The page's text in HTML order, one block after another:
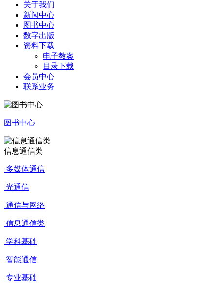
关于我们
新闻中心
图书中心
数字出版
资料下载
电子教案
目录下载
会员中心
联系业务
图书中心
信息通信类
多媒体通信
光通信
通信与网络
信息通信类
学科基础
智能通信
专业基础